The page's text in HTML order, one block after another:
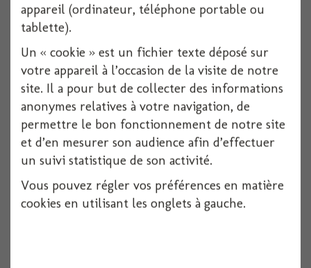
Voir
Serviette dunilin bleu vif 40x40cm x12
appareil (ordinateur, téléphone portable ou
tablette).
Un « cookie » est un fichier texte déposé sur
votre appareil à l’occasion de la visite de notre
site. Il a pour but de collecter des informations
anonymes relatives à votre navigation, de
permettre le bon fonctionnement de notre site
et d’en mesurer son audience afin d’effectuer
un suivi statistique de son activité.
Vous pouvez régler vos préférences en matière
cookies en utilisant les onglets à gauche.